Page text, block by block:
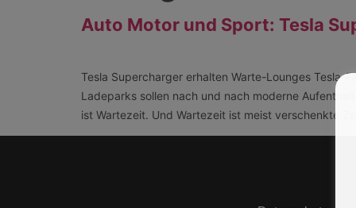
Auto Motor und Sport: Tesla
Tesla Supercharger erhalten Warte-Lounges Tesla-
Ladeparks sollen nach und nach moderne
ist Wartezeit. Und Wartezeit ist meist verschenkte